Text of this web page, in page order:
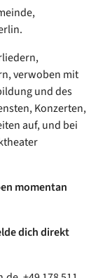
verwoben mit
und des
Konzerten,
auf, und bei
momentan
dich direkt